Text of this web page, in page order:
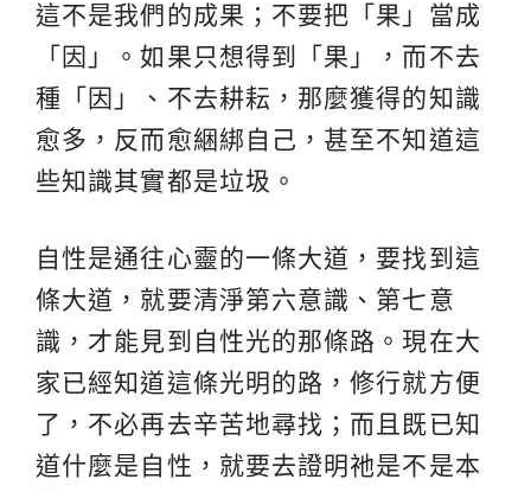
這不是我們的成果；不要把「果」當成
「因」。如果只想得到「果」，而不去
種「因」、不去耕耘，那麼獲得的知識
愈多，反而愈綑綁自己，甚至不知道這
些知識其實都是垃圾。
自性是通往心靈的一條大道，要找到這
條大道，就要清淨第六意識、第七意
識，才能見到自性光的那條路。現在大
家已經知道這條光明的路，修行就方便
了，不必再去辛苦地尋找；而且既已知
道什麼是自性，就要去證明祂是不是本